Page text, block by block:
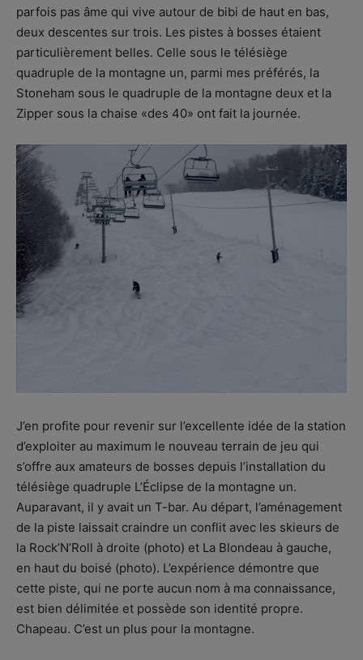
parfois pas âme qui vive autour de bibi de haut en bas,
deux descentes sur trois. Les pistes à bosses étaient
particulièrement belles. Celle sous le télésiège
quadruple de la montagne un, parmi mes préférés, la
Stoneham sous le quadruple de la montagne deux et la
Zipper sous la chaise «des 40» ont fait la journée.
J’en profite pour revenir sur l’excellente idée de la station
d’exploiter au maximum le nouveau terrain de jeu qui
s’offre aux amateurs de bosses depuis l’installation du
télésiège quadruple L’Éclipse de la montagne un.
Auparavant, il y avait un T-bar. Au départ, l’aménagement
de la piste laissait craindre un conflit avec les skieurs de
la Rock’N’Roll à droite (photo) et La Blondeau à gauche,
en haut du boisé (photo). L’expérience démontre que
cette piste, qui ne porte aucun nom à ma connaissance,
est bien délimitée et possède son identité propre.
Chapeau. C’est un plus pour la montagne.